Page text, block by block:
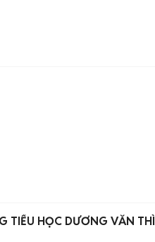
TIỂU HỌC DƯƠNG VĂN THÌ